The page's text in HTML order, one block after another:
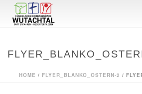
HOME / FLYER_BLANKO_OSTERN-2 /